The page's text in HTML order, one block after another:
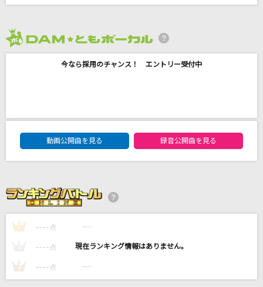
VISION
じん ft.メイリア from GARNiDELiA
164 feat.GUMI
Hip Pop Boogie
カレンダー
今なら採用のチャンス！ エントリー受付中
DAM★ともボーカルエントリーランキング
動画公開曲を見る
録音公開曲を見る
1 ---- 点 ----
---- 点 ----
3 ---- 点 ----